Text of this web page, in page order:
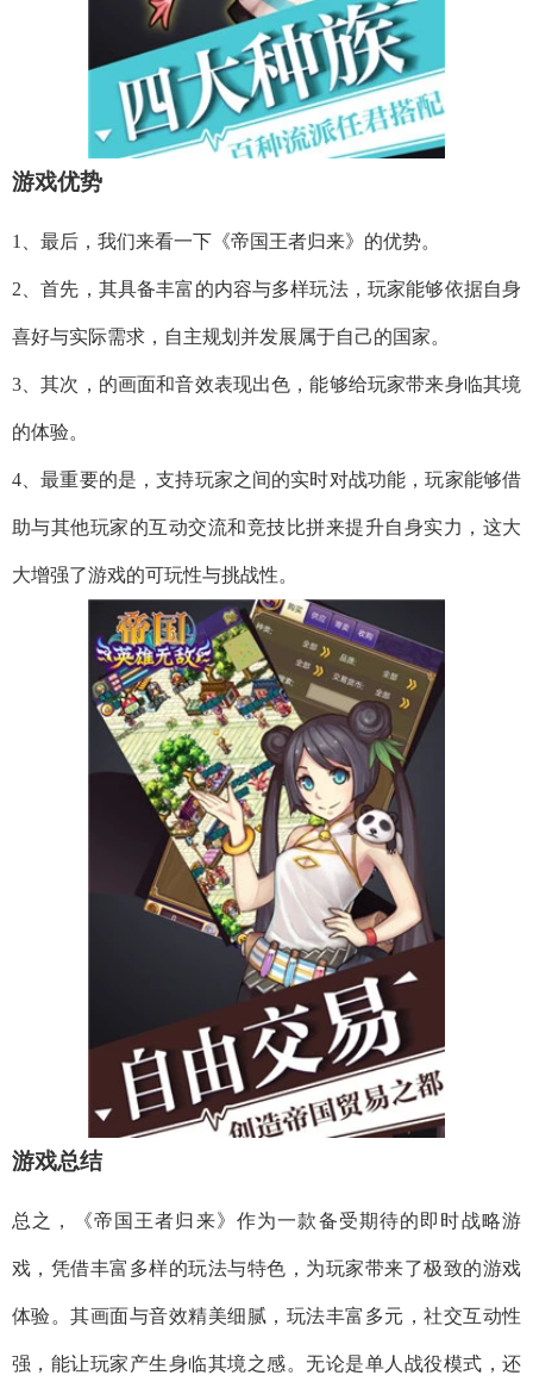
游戏优势
1、最后，我们来看一下《帝国王者归来》的优势。
2、首先，其具备丰富的内容与多样玩法，玩家能够依据自身
喜好与实际需求，自主规划并发展属于自己的国家。
3、其次，的画面和音效表现出色，能够给玩家带来身临其境
的体验。
4、最重要的是，支持玩家之间的实时对战功能，玩家能够借
助与其他玩家的互动交流和竞技比拼来提升自身实力，这大
大增强了游戏的可玩性与挑战性。
游戏总结
总之，《帝国王者归来》作为一款备受期待的即时战略游
戏，凭借丰富多样的玩法与特色，为玩家带来了极致的游戏
体验。其画面与音效精美细腻，玩法丰富多元，社交互动性
强，能让玩家产生身临其境之感。无论是单人战役模式，还